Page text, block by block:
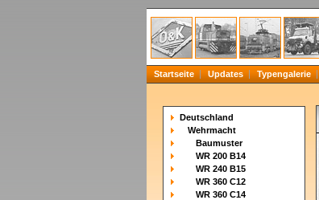
Startseite Updates Typengalerie
Deutschland
Wehrmacht
Baumuster
WR 200 B14
WR 240 B15
WR 360 C12
WR 360 C14